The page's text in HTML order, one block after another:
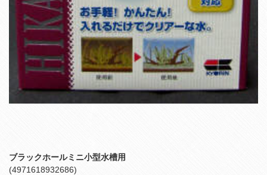
ブラックホールミニ小型水槽用
(4971618932686)